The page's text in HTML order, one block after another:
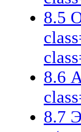
8.5
8.6
8.7